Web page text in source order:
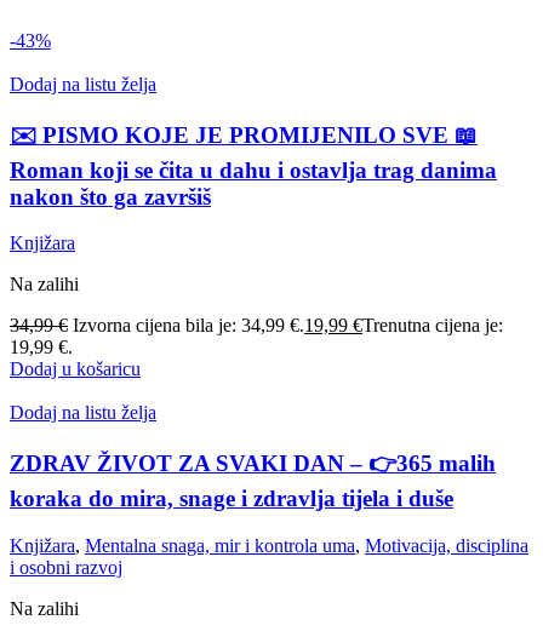
-43%
Dodaj na listu želja
✉️ PISMO KOJE JE PROMIJENILO SVE 📖
Roman koji se čita u dahu i ostavlja trag danima
nakon što ga završiš
Knjižara
Na zalihi
34,99€ Izvorna cijena bila je: 34,99 €.19,99 €Trenutna cijena je:
19,99 €.
Dodaj u košaricu
Dodaj na listu želja
ZDRAV ŽIVOT ZA SVAKI DAN – 👉365 malih
koraka do mira, snage i zdravlja tijela i duše
Knjižara, Mentalna snaga, mir i kontrola uma, Motivacija, disciplina
i osobni razvoj
Na zalihi